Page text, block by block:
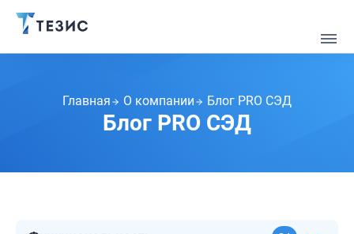
Главная О компании Блог PRO СЭД
Блог PRO СЭД